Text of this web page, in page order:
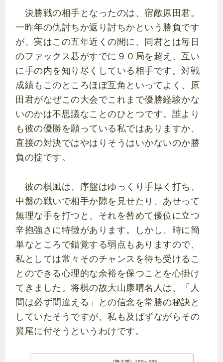
決勝戦の相手となったのは、宿敵原田君。
一昨年の仇討ちか返り討ちかという勝負です
が、実はこの五年近くの間に、同君とは毎日
のファックス碁がすでに９０局を超え、互い
に手の内を知り尽くしている相手です。対戦
成績もこのところほぼ互角といってよく、原
田君がなぜこの大会でこれまで優勝経験かな
いのかは不思議なことのひとつです。誰より
も彼の優勝を願っている私ではありますか、
直接の対決ではやはりそうはいかないのか勝
負の掟です。
彼の棋風は、序盤はゆっくり手厚く打ち、
中盤の戦いで相手か隙を見せたり、あせって
無理な手を打つと、それを咎めて優位に立つ
辛抱強さに特徴があります。しかし、時に簡
単なところで錯覚する弱点もありますので、
私としては常々そのチャンスを待ち受けるこ
とのできる心理的な余裕を保つことを心掛け
てきました。将棋の故大山康晴名人は、「人
間は必ず間違える」との信念を常勝の秘訣と
していたそうですが、私も及ばずながらその
翼尾に付そうというわけです。